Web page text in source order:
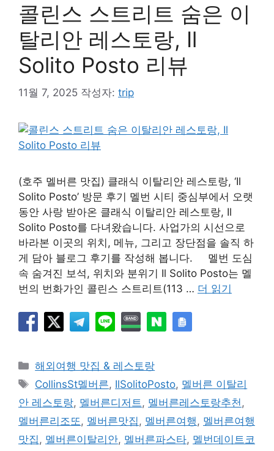
콜린스 스트리트 숨은 이
탈리안 레스토랑, Il
Solito Posto 리뷰
11월 7, 2025 작성자: trip
(호주 멜버른 맛집) 클래식 이탈리안 레스토랑, ‘Il
Solito Posto’ 방문 후기 멜번 시티 중심부에서 오랫
동안 사랑 받아온 클래식 이탈리안 레스토랑, Il
Solito Posto를 다녀왔습니다. 사업가의 시선으로
바라본 이곳의 위치, 메뉴, 그리고 장단점을 솔직 하
게 담아 블로그 후기를 작성해 봅니다. 멜번 도심
속 숨겨진 보석, 위치와 분위기 Il Solito Posto는 멜
번의 번화가인 콜린스 스트리트(113 … 더 읽기
카
테
리
해외여행 맛집 & 레스토랑
태
그
CollinsSt멜버른, IlSolitoPosto, 멜버른 이탈리
안 레스토랑, 멜버른디저트, 멜버른레스토랑추천,
멜버른리조또, 멜버른맛집, 멜버른여행, 멜버른여행
맛집, 멜버른이탈리안, 멜버른파스타, 멜번데이트코